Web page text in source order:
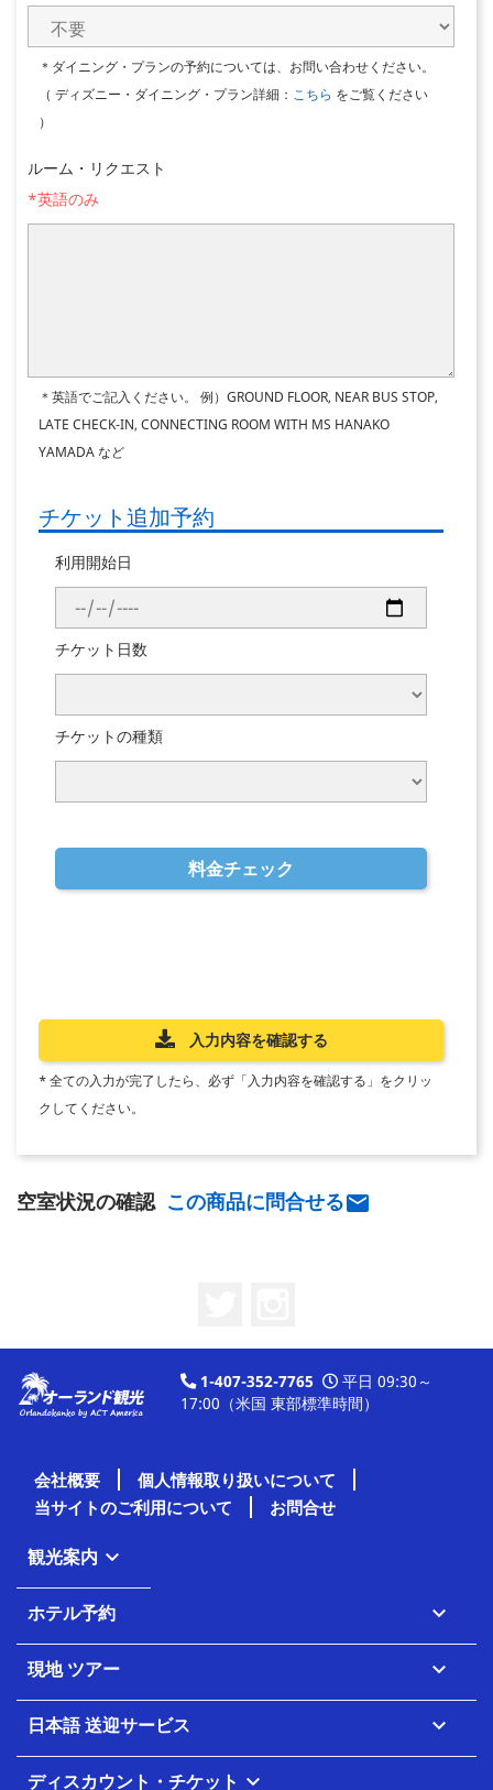
＊ダイニング・プランの予約については、お問い合わせください。
（ ディズニー・ダイニング・プラン詳細： こちら をご覧ください
）
ルーム・リクエスト
*英語のみ
＊英語でご記入ください。
例）GROUND FLOOR, NEAR BUS STOP,
LATE CHECK-IN, CONNECTING ROOM WITH MS HANAKO
YAMADA など
チケット追加予約
利用開始日
チケット日数
チケットの種類
料金チェック
入力内容を確認する
* 全ての入力が完了したら、必ず「入力内容を確認する」をクリッ
クしてください。
空室状況の確認 この商品に問合せる
1-407-352-7765
平日 09:30～
17:00（米国 東部標準時間）
会社概要
個人情報取り扱いについて
当サイトのご利用について
お問合せ
観光案内 
ホテル予約 
現地 ツアー 
日本語 送迎サービス 
ディスカウント・チケット 